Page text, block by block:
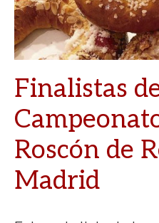
Finalistas
Roscón de
Madrid